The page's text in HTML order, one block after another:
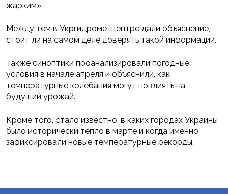
жарким».
Между тем в Укргидрометцентре дали объяснение,
стоит ли на самом деле доверять такой информации.
Также синоптики проанализировали погодные
условия в начале апреля и объяснили, как
температурные колебания могут повлиять на
будущий урожай.
Кроме того, стало известно, в каких городах Украины
было исторически тепло в марте и когда именно
зафиксировали новые температурные рекорды.